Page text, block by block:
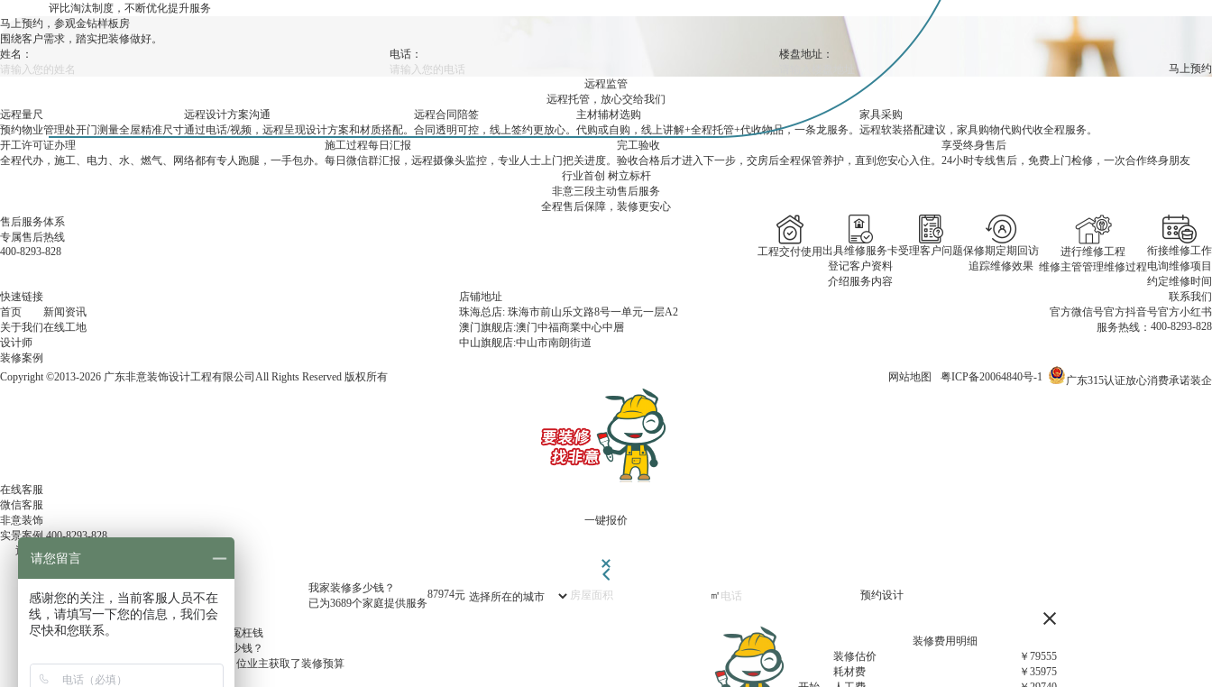
评比淘汰制度，不断优化提升服务
马上预约，参观金钻样板房
围绕客户需求，踏实把装修做好。
姓名：
电话： 楼盘地址：
远程监管
远程托管，放心交给我们
远程量尺
预约物业管理处开门测量全屋精准尺寸
远程设计方案沟通
通过电话/视频，远程呈现设计方案和材质搭配。
远程合同陪签
合同透明可控，线上签约更放心。
主材辅材选购
代购或自购，线上讲解+全程托管+代收物品，一条龙服务。
家具采购
远程软装搭配建议，家具购物代购代收全程服务。
开工许可证办理
全程代办，施工、电力、水、燃气、网络都有专人跑腿，一手包办。
施工过程每日汇报
每日微信群汇报，远程摄像头监控，专业人士上门把关进度。
完工验收
验收合格后才进入下一步，交房后全程保管养护，直到您安心入住。
享受终身售后
24小时专线售后，免费上门检修，一次合作终身朋友
行业首创 树立标杆
非意三段主动售后服务
全程售后保障，装修更安心
售后服务体系
专属售后热线
400-8293-828
工程交付使用出具维修服务卡
登记客户资料
介绍服务内容
受理客户问题保修期定期回访
追踪维修效果
进行维修工程
维修主管管理维修过程
衔接维修工作
电询维修项目
约定维修时间
快速链接
首页
关于我们
设计师
装修案例
新闻资讯
在线工地
店铺地址
珠海总店: 珠海市前山乐文路8号一单元一层A2
澳门旗舰店:澳门中福商業中心中層
中山旗舰店:中山市南朗街道
联系我们
官方微信号官方抖音号官方小红书
服务热线： 400-8293-828
Copyright ©2013-2026 广东非意装饰设计工程有限公司All Rights Reserved 版权所有 网站地图 粤ICP备20064840号-1 广东315认证放心消费承诺装企
在线客服
微信客服
非意装饰
一键报价
实景案例 400-8293-828
返回顶部
我家装修多少钱？
已为3689个家庭提供服务
142766元 ㎡
10秒估算，少花冤枉钱
我家装修要花多少钱？
今天已经有5686
位业主获取了装修预算
装修费用明细
装修估价
￥115245
耗材费
￥ 57984
请您留言
感谢您的关注，当前客服人员不在
线，请填写一下您的信息，我们会
尽快和您联系。